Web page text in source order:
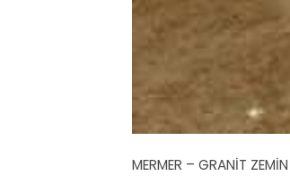
MERMER – GRANİT